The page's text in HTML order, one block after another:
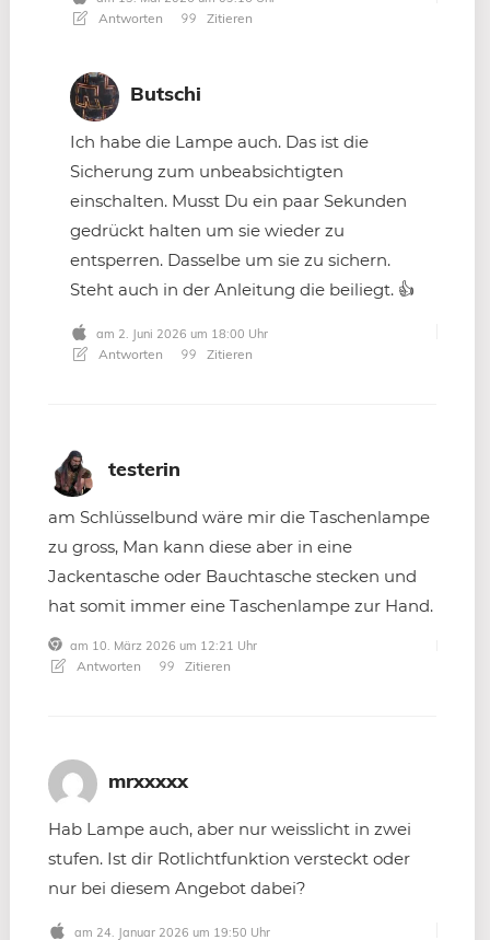
Antworten Zitieren
Butschi
Ich habe die Lampe auch. Das ist die
Sicherung zum unbeabsichtigten
einschalten. Musst Du ein paar Sekunden
gedrückt halten um sie wieder zu
entsperren. Dasselbe um sie zu sichern.
Steht auch in der Anleitung die beiliegt. 👍
am 2. Juni 2026 um 18:00 Uhr
Antworten Zitieren
testerin
am Schlüsselbund wäre mir die Taschenlampe
zu gross, Man kann diese aber in eine
Jackentasche oder Bauchtasche stecken und
hat somit immer eine Taschenlampe zur Hand.
am 10. März 2026 um 12:21 Uhr
Antworten Zitieren
mrxxxxx
Hab Lampe auch, aber nur weisslicht in zwei
stufen. Ist dir Rotlichtfunktion versteckt oder
nur bei diesem Angebot dabei?
am 24. Januar 2026 um 19:50 Uhr